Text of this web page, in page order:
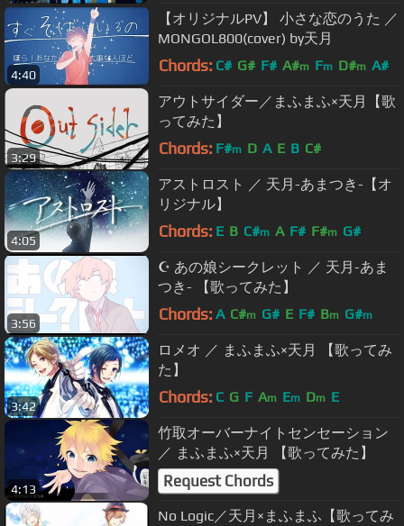
4:40
【オリジナルPV】 小さな恋のうた ／
MONGOL800(cover) by天月
Chords: C# G# F# A#m Fm D#m A#
3:29
アウトサイダー／まふまふ×天月【歌
ってみた】
Chords: F#m D A E B C#
4:05
アストロスト ／ 天月-あまつき-【オ
リジナル】
Chords: E B C#m A F# F#m G#
3:56
☪ あの娘シークレット ／ 天月-あま
つき- 【歌ってみた】
Chords: A C#m G# E F# Bm G#m
3:42
ロメオ ／ まふまふ×天月 【歌ってみ
た】
Chords: C G F Am Em Dm E
4:13
竹取オーバーナイトセンセーション
／ まふまふ×天月 【歌ってみた】
Request Chords
No Logic／天月×まふまふ【歌ってみ